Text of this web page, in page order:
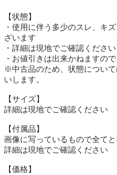
【状態】
・使用に伴う多少のスレ、キ
ざいます
・詳細は現地でご確認ください
・お値引きは出来かねますの
※中古品のため、状態につい
いします。
【サイズ】
詳細は現地でご確認ください
【付属品】
画像に写っているもので全て
詳細は現地でご確認ください
【価格】